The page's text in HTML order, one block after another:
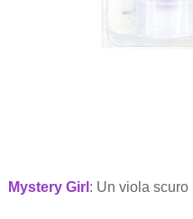
Mystery Girl : Un viola scuro